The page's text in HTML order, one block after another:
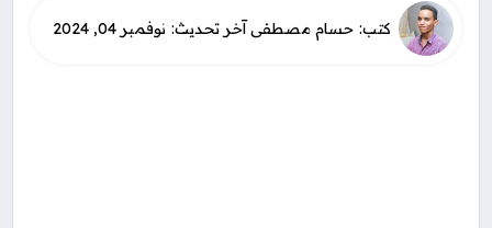
نوفمبر 04, 2024